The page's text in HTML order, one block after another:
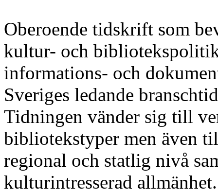
Oberoende tidskrift som
kultur- och
informations- och
Sveriges ledande
Tidningen vänder sig till
bibliotekstyper men även
regional och statlig nivå
kulturintresserad